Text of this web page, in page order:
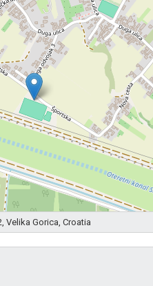
Velika Gorica, Croatia